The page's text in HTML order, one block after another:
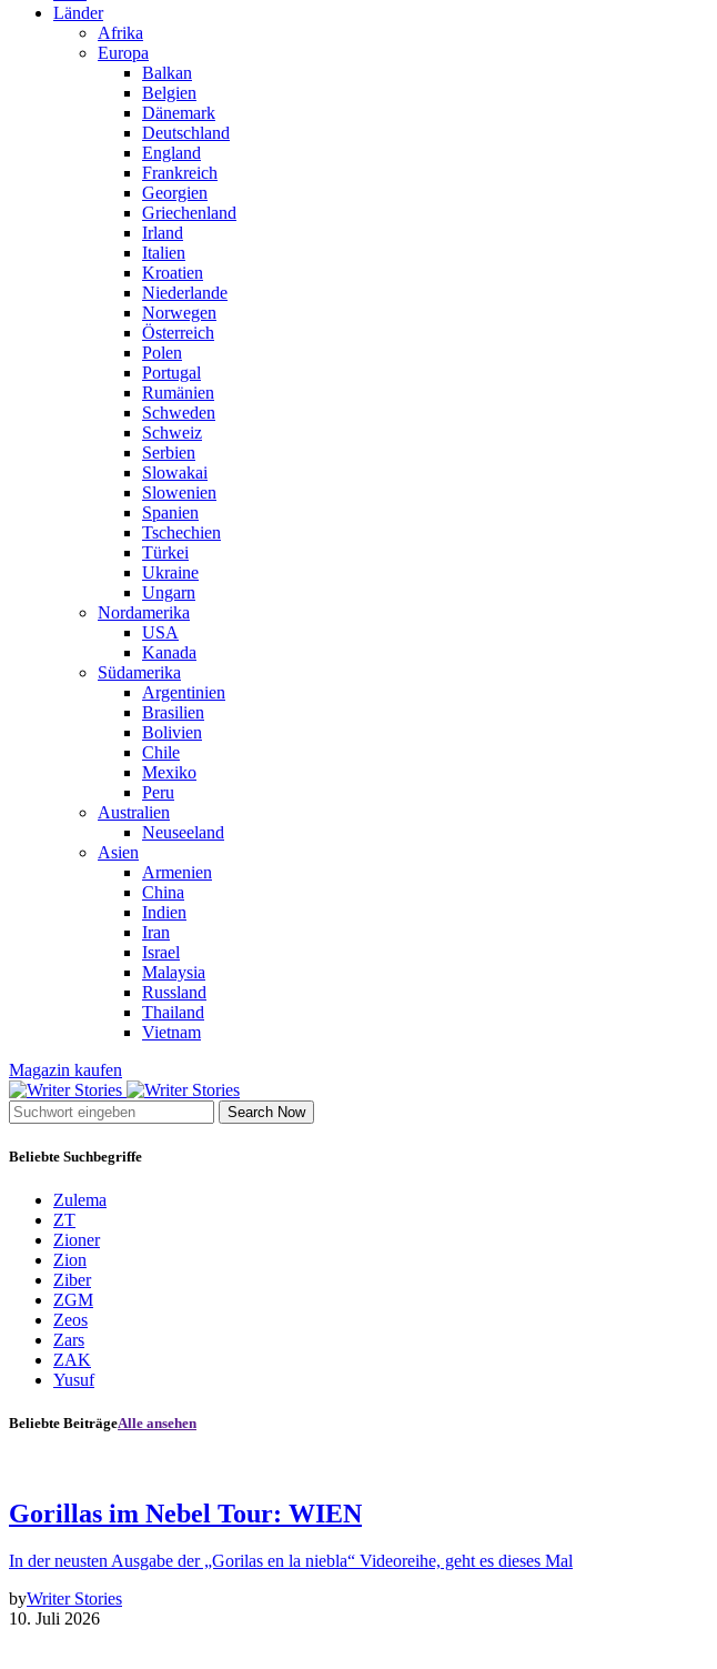
Länder
Afrika
Europa
Balkan
Belgien
Dänemark
Deutschland
England
Frankreich
Georgien
Griechenland
Irland
Italien
Kroatien
Niederlande
Norwegen
Österreich
Polen
Portugal
Rumänien
Schweden
Schweiz
Serbien
Slowakai
Slowenien
Spanien
Tschechien
Türkei
Ukraine
Ungarn
Nordamerika
USA
Kanada
Südamerika
Argentinien
Brasilien
Bolivien
Chile
Mexiko
Peru
Australien
Neuseeland
Asien
Armenien
China
Indien
Iran
Israel
Malaysia
Russland
Thailand
Vietnam
Magazin kaufen
Search Now
Beliebte Suchbegriffe
Zulema
ZT
Zioner
Zion
Ziber
ZGM
Zeos
Zars
ZAK
Yusuf
Beliebte BeiträgeAlle ansehen
Gorillas im Nebel Tour: WIEN
In der neusten Ausgabe der „Gorilas en la niebla“ Videoreihe, geht es dieses Mal
byWriter Stories
10. Juli 2026